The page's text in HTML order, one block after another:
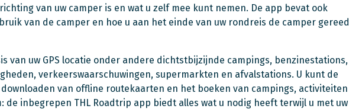
van uw camper is en wat u zelf mee kunt nemen. De app bevat ook
van de camper en hoe u aan het einde van uw rondreis de camper gereed
van uw GPS locatie onder andere dichtstbijzijnde campings, benzinestations,
verkeerswaarschuwingen, supermarkten en afvalstations. U kunt de
van offline routekaarten en het boeken van campings, activiteiten
de inbegrepen THL Roadtrip app biedt alles wat u nodig heeft terwijl u met uw